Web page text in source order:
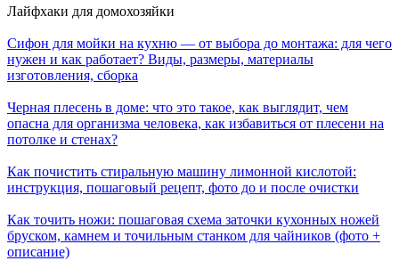
Лайфхаки для домохозяйки
Сифон для мойки на кухню — от выбора до монтажа: для чего
нужен и как работает? Виды, размеры, материалы
изготовления, сборка
Черная плесень в доме: что это такое, как выглядит, чем
опасна для организма человека, как избавиться от плесени на
потолке и стенах?
Как почистить стиральную машину лимонной кислотой:
инструкция, пошаговый рецепт, фото до и после очистки
Как точить ножи: пошаговая схема заточки кухонных ножей
бруском, камнем и точильным станком для чайников (фото +
описание)